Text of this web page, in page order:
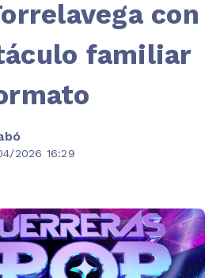
con
familiar
2026 16:29